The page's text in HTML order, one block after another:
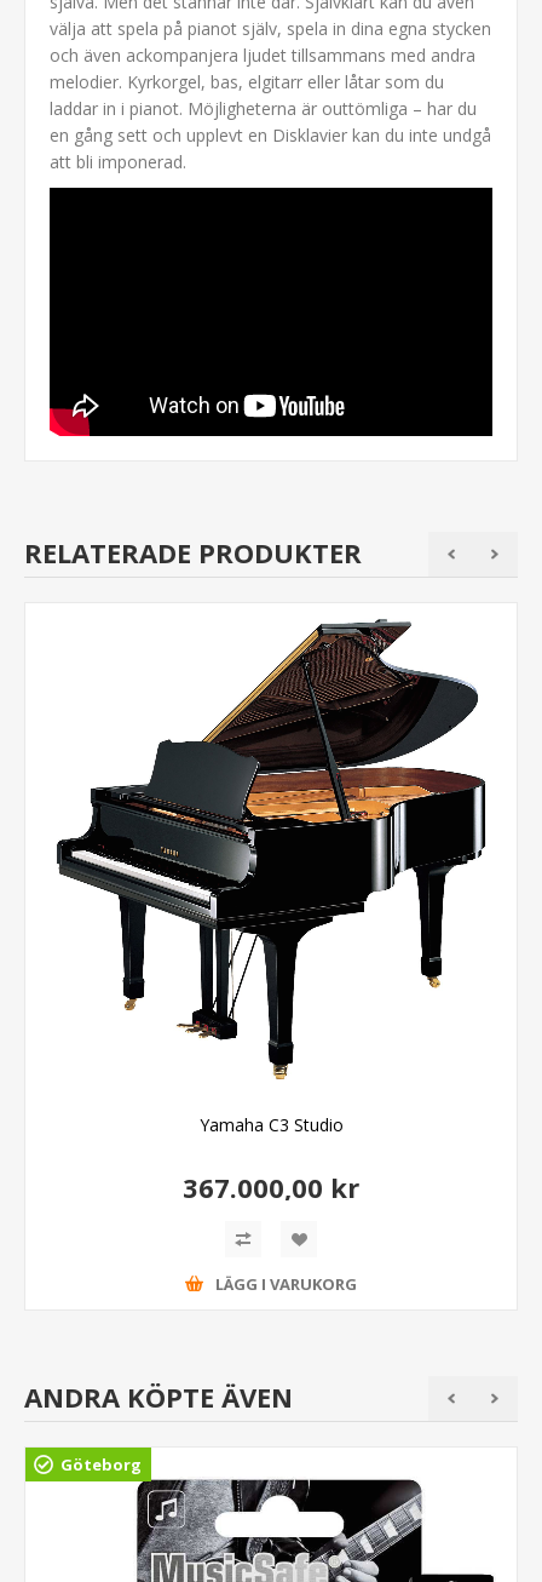
välja att spela på pianot själv, spela in dina egna stycken
och även ackompanjera ljudet tillsammans med andra
melodier. Kyrkorgel, bas, elgitarr eller låtar som du
laddar in i pianot. Möjligheterna är outtömliga – har du
en gång sett och upplevt en Disklavier kan du inte undgå
att bli imponerad.
RELATERADE PRODUKTER
Yamaha C3 Studio
367.000,00 kr
LÄGG I VARUKORG
ANDRA KÖPTE ÄVEN
Göteborg